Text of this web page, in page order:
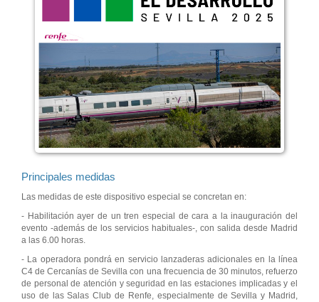
Principales medidas
Las medidas de este dispositivo especial se concretan en:
- Habilitación ayer de un tren especial de cara a la inauguración del
evento -además de los servicios habituales-, con salida desde Madrid
a las 6.00 horas.
- La operadora pondrá en servicio lanzaderas adicionales en la línea
C4 de Cercanías de Sevilla con una frecuencia de 30 minutos, refuerzo
de personal de atención y seguridad en las estaciones implicadas y el
uso de las Salas Club de Renfe, especialmente de Sevilla y Madrid,